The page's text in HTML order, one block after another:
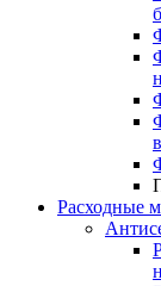
Расходные